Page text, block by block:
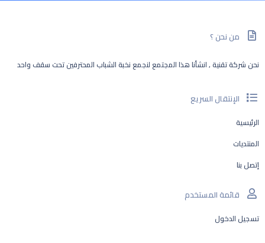
من نحن ؟
نحن شركة تقنية , انشأنا هذا المجتمع لنجمع نخبة الشباب المحترفين تحت سقف واحد
الإنتقال السريع
الرئيسية
المنتديات
إتصل بنا
قائمة المستخدم
تسجيل الدخول